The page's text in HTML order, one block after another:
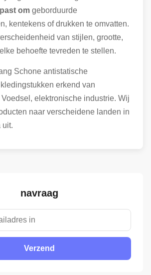
om geborduurde
kentekens of drukken te omvatten.
van stijlen, grootte,
behoefte tevreden te stellen.
Schone antistatische
erkend van
elektronische industrie. Wij
naar verscheidene landen in
uit.
navraag
Verzend